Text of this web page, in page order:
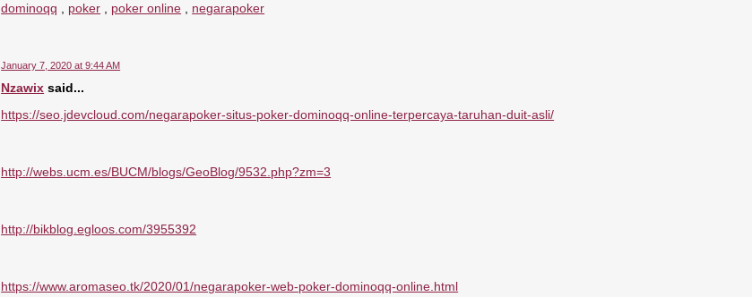
dominoqq , poker , poker online , negarapoker
January 7, 2020 at 9:44 AM
Nzawix said...
https://seo.jdevcloud.com/negarapoker-situs-poker-dominoqq-online-terpercaya-taruhan-duit-asli/
http://webs.ucm.es/BUCM/blogs/GeoBlog/9532.php?zm=3
http://bikblog.egloos.com/3955392
https://www.aromaseo.tk/2020/01/negarapoker-web-poker-dominoqq-online.html